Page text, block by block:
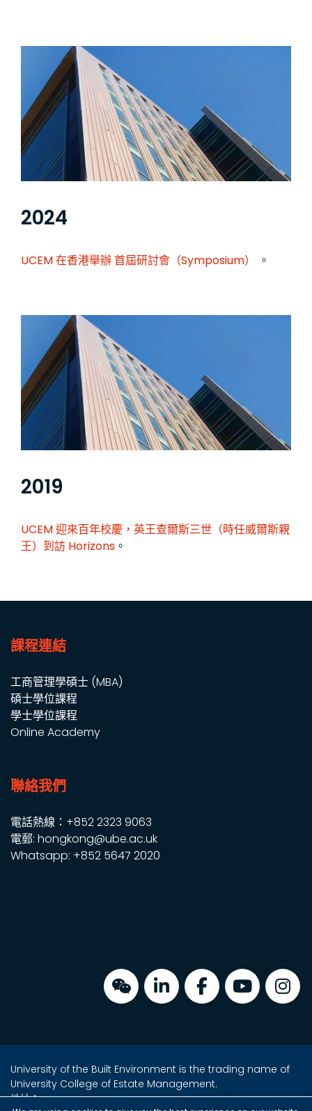
2024
UCEM 在香港舉辦首屆研討會（Symposium） 。
2019
UCEM 迎來百年校慶，英王查爾斯三世（時任威爾斯親
王）到訪 Horizons 。
課程連結
工商管理學碩士 (MBA)
碩士學位課程
學士學位課程
Online Academy
聯絡我們
電話熱線：+852 2323 9063
電郵: hongkong@ube.ac.uk
Whatsapp: +852 5647 2020
University of the Built Environment is the trading name of
University College of Estate Management.
地址：